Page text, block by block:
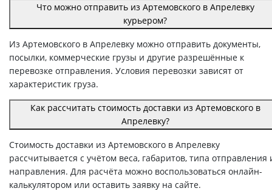
Что можно отправить из Артемовского в Апрелевку
курьером?
Из Артемовского в Апрелевку можно отправить документы,
посылки, коммерческие грузы и другие разрешённые к
перевозке отправления. Условия перевозки зависят от
характеристик груза.
Как рассчитать стоимость доставки из Артемовского в
Апрелевку?
Стоимость доставки из Артемовского в Апрелевку
рассчитывается с учётом веса, габаритов, типа отправления
направления. Для расчёта можно воспользоваться онлайн-
калькулятором или оставить заявку на сайте.